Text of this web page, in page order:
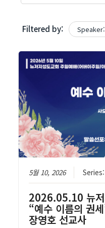
Filtered by:
5월 10, 2026 Series:
2026.05.10 뉴저
“예수 이름의 권
장영호 선교사